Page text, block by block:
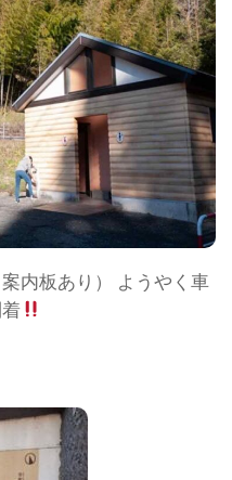
内板あり） ようやく車